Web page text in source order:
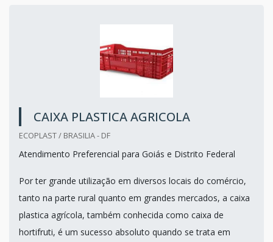
CAIXA PLASTICA AGRICOLA
ECOPLAST / BRASILIA - DF
Atendimento Preferencial para Goiás e Distrito Federal
Por ter grande utilização em diversos locais do comércio,
tanto na parte rural quanto em grandes mercados, a caixa
plastica agrícola, também conhecida como caixa de
hortifruti, é um sucesso absoluto quando se trata em